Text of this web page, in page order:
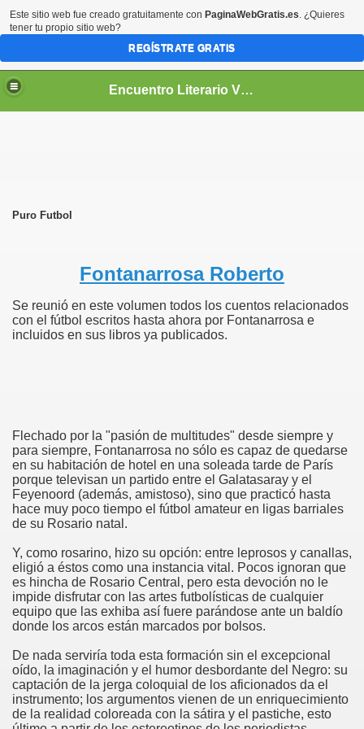
Encuentro Literario Virtual
Puro Futbol
Fontanarrosa Roberto
Se reunió en este volumen todos los cuentos relacionados
con el fútbol escritos hasta ahora por Fontanarrosa e
incluidos en sus libros ya publicados.
Flechado por la "pasión de multitudes" desde siempre y
para siempre, Fontanarrosa no sólo es capaz de quedarse
en su habitación de hotel en una soleada tarde de París
porque televisan un partido entre el Galatasaray y el
Feyenoord (además, amistoso), sino que practicó hasta
hace muy poco tiempo el fútbol amateur en ligas barriales
de su Rosario natal.
Y, como rosarino, hizo su opción: entre leprosos y canallas,
eligió a éstos como una instancia vital. Pocos ignoran que
es hincha de Rosario Central, pero esta devoción no le
impide disfrutar con las artes futbolísticas de cualquier
equipo que las exhiba así fuere parándose ante un baldío
donde los arcos están marcados por bolsos.
De nada serviría toda esta formación sin el excepcional
oído, la imaginación y el humor desbordante del Negro: su
captación de la jerga coloquial de los aficionados da el
instrumento; los argumentos vienen de un enriquecimiento
de la realidad coloreada con la sátira y el pastiche, esto
Este sitio web fue creado gratuitamente con PaginaWebGratis.es. ¿Quieres
tener tu propio sitio web?
REGÍSTRATE GRATIS